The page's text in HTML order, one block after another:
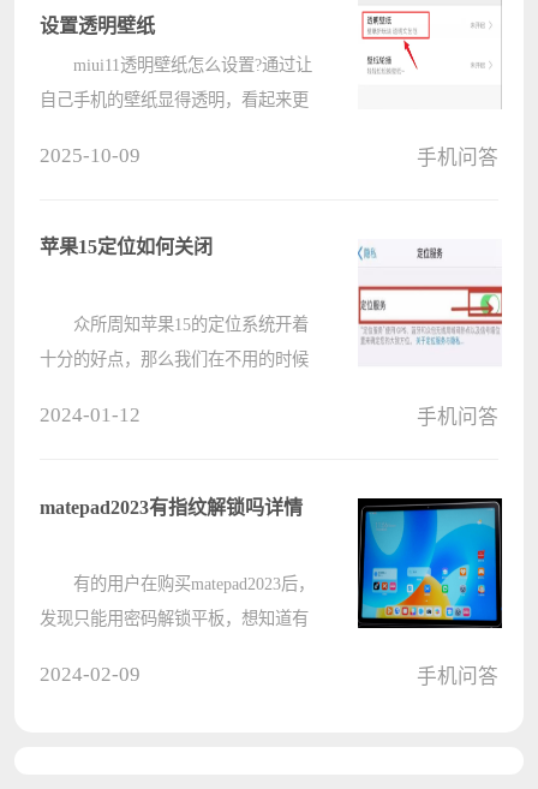
理????
设置透明壁纸
miui11透明壁纸怎么设置?通过让
自己手机的壁纸显得透明，看起来更
详细方法电脑系统之家小编分享给大
2025-10-09 手机问答
苹果15定位如何关闭
众所周知苹果15的定位系统开着
十分的好点，那么我们在不用的时候
闭： 1、首先我们点击“设置”????
2024-01-12 手机问答
matepad2023有指纹解锁吗详情
有的用户在购买matepad2023后，
发现只能用密码解锁平板，想知道有
2024-02-09 手机问答